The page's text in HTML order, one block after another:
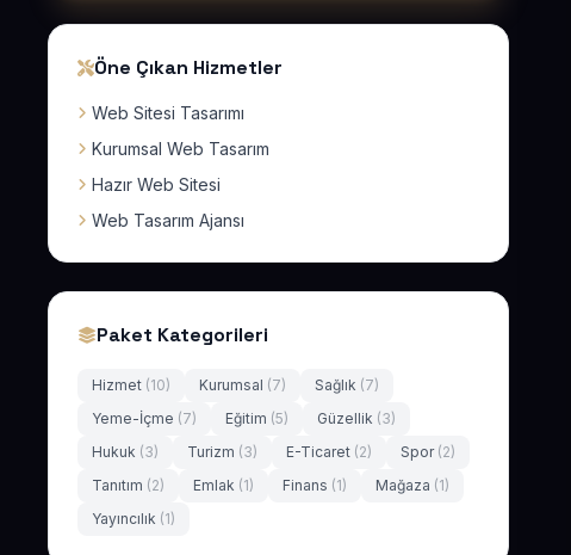
Öne Çıkan Hizmetler
Web Sitesi Tasarımı
Kurumsal Web Tasarım
Hazır Web Sitesi
Web Tasarım Ajansı
Paket Kategorileri
Hizmet (10) Kurumsal (7) Sağlık (7)
Yeme-İçme (7) Eğitim (5) Güzellik (3)
Hukuk (3) Turizm (3) E-Ticaret (2) Spor (2)
Tanıtım (2) Emlak (1) Finans (1) Mağaza (1)
Yayıncılık (1)